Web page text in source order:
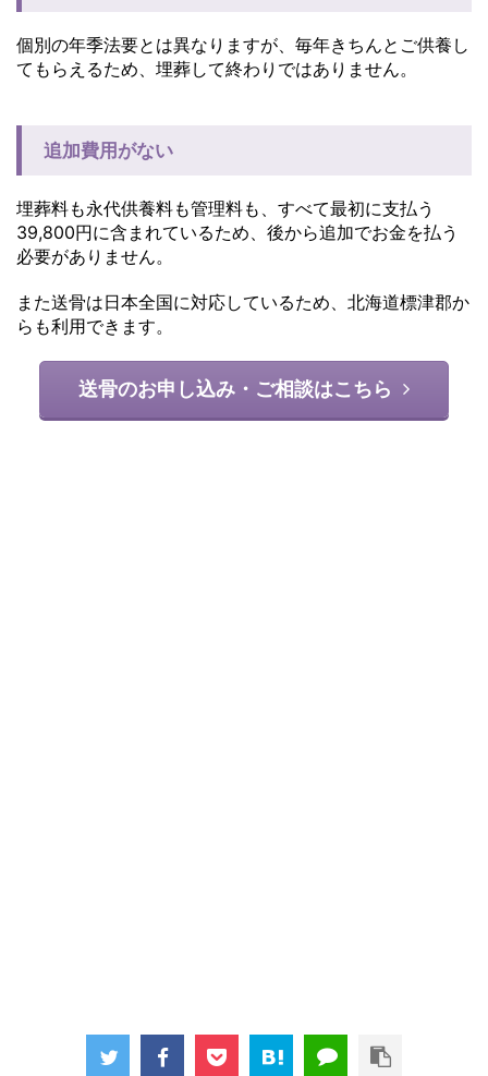
個別の年季法要とは異なりますが、毎年きちんとご供養し
てもらえるため、埋葬して終わりではありません。
追加費用がない
埋葬料も永代供養料も管理料も、すべて最初に支払う
39,800円に含まれているため、後から追加でお金を払う
必要がありません。
また送骨は日本全国に対応しているため、北海道標津郡か
らも利用できます。
送骨のお申し込み・ご相談はこちら